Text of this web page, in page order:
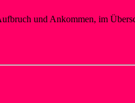
und Ankommen, im